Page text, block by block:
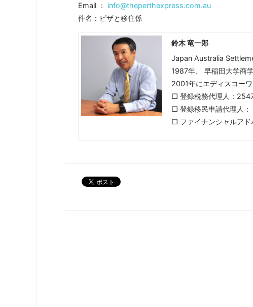
Email ： info@theperthexpress.com.au
件名：ビザと移住係
鈴木 竜一郎
Japan Australia
1987年、 早稲田大学商
2001年にエディスコーワ
□ 登録税務代理人：
□ 登録移民申請代理人
□ ファイナンシャルアド